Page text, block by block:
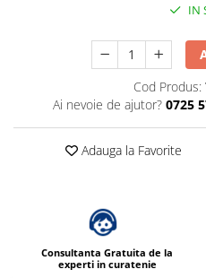
IN
Cod Produs:
Ai nevoie de ajutor? 0725
Adauga la Favorite
Consultanta Gratuita de la
experti in curatenie